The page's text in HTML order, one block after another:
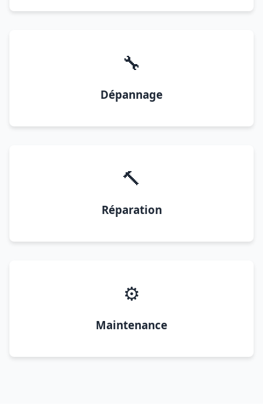
🔧
Dépannage
🔨
Réparation
⚙️
Maintenance